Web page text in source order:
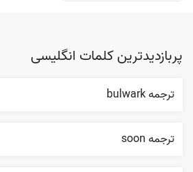
پربازدیدترین کلمات انگلیسی
ترجمه bulwark
ترجمه soon